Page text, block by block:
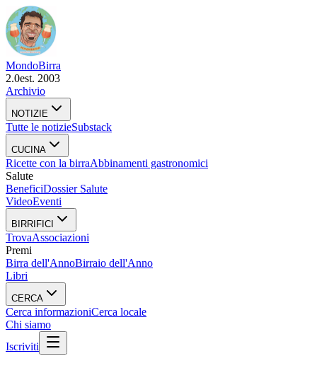
MondoBirra
2.0est. 2003
Archivio
NOTIZIE
Tutte le notizieSubstack
CUCINA
Ricette con la birraAbbinamenti gastronomici
Salute
BeneficiDossier Salute
VideoEventi
BIRRIFICI
TrovaAssociazioni
Premi
Birra dell'AnnoBirraio dell'Anno
Libri
CERCA
Cerca informazioniCerca locale
Chi siamo
Iscriviti